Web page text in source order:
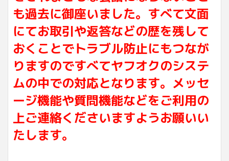
も過去に御座いました。すべて文面
にてお取引や返答などの歴を残して
おくことでトラブル防止にもつなが
りますのですべてヤフオクのシステ
ムの中での対応となります。メッセ
ージ機能や質問機能などをご利用の
上ご連絡くださいますようお願いい
たします。